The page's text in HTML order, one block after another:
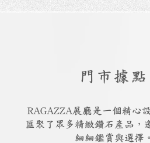
門市據點
RAGAZZA展廳是一個精心
匯聚了眾多精緻鑽石產品，
細細鑑賞與選擇。